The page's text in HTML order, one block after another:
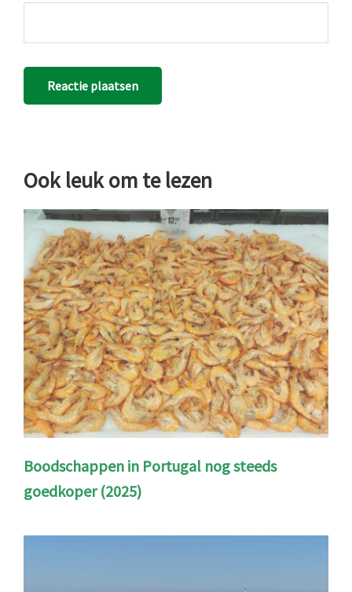
Ook leuk om te lezen
Boodschappen in Portugal nog steeds
goedkoper (2025)